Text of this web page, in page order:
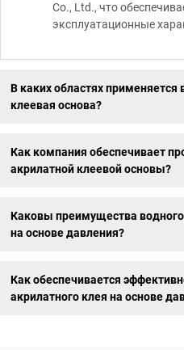
Co., Ltd., что
эксплуатационные
В каких областях применяется
клеевая основа?
Как компания обеспечивает
акрилатной клеевой основы?
Каковы преимущества водного
на основе давления?
Как обеспечивается
акрилатного клея на основе